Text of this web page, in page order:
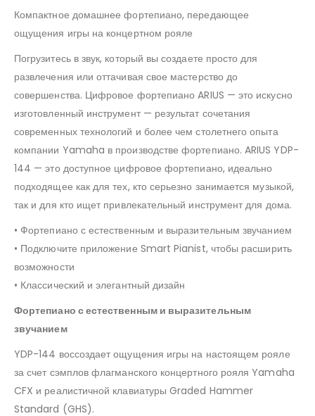
Компактное домашнее фортепиано, передающее
ощущения игры на концертном рояле
Погрузитесь в звук, который вы создаете просто для
развлечения или оттачивая свое мастерство до
совершенства. Цифровое фортепиано ARIUS — это искусно
изготовленный инструмент — результат сочетания
современных технологий и более чем столетнего опыта
компании Yamaha в производстве фортепиано. ARIUS YDP-
144 — это доступное цифровое фортепиано, идеально
подходящее как для тех, кто серьезно занимается музыкой,
так и для кто ищет привлекательный инструмент для дома.
• Фортепиано с естественным и выразительным звучанием
• Подключите приложение Smart Pianist, чтобы расширить
возможности
• Классический и элегантный дизайн
Фортепиано с естественным и выразительным
звучанием
YDP-144 воссоздает ощущения игры на настоящем рояле
за счет сэмплов флагманского концертного рояля Yamaha
CFX и реалистичной клавиатуры Graded Hammer
Standard (GHS).